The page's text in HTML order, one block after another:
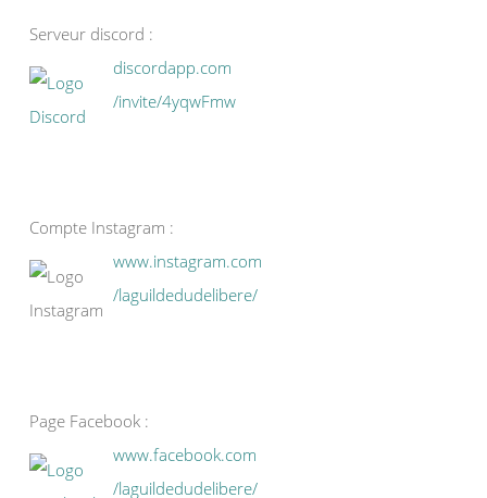
Serveur discord :
discordapp.com
/invite/4yqwFmw
Compte Instagram :
www.instagram.com
/laguildedudelibere/
Page Facebook :
www.facebook.com
/laguildedudelibere/